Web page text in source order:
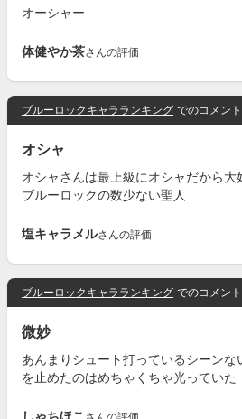
オーシャー
体健やか茶さんの評価
ブルーロックキャラランキング でのコメン
オシャ
オシャさんは最上級にオシャだから大
ブルーロックの数少ない聖人
塩キャラメルさんの評価
ブルーロックキャラランキング でのコメン
微妙
あんまりシュート打っているシーンな
を止めたのはめちゃくちゃ光っていた